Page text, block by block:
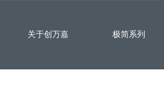
关于创万嘉 极简系列